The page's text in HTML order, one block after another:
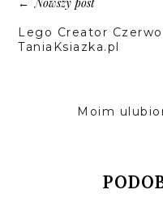
←
Lego Creator
TaniaKsiazka.pl
Moim